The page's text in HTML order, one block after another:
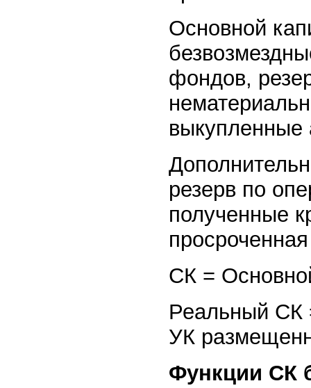
Основной
фондов,
выкупленные
резерв по
полученные
СК =
Реальный СК
УК
Функции СК